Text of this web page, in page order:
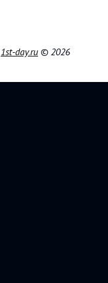
1st-day.ru © 2026